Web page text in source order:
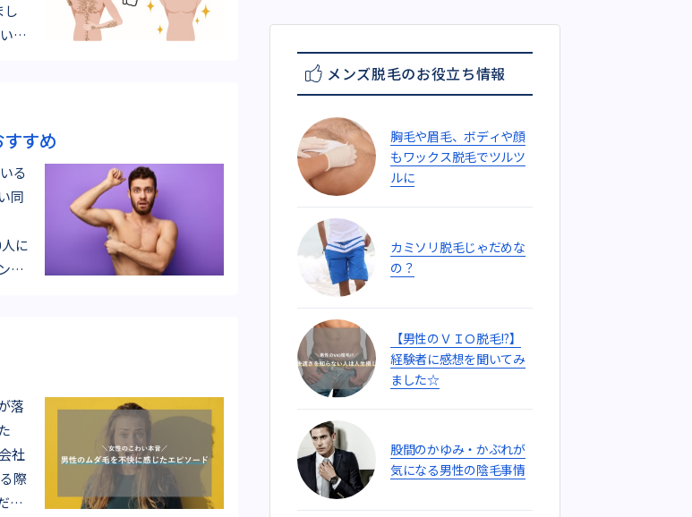
し
すめ
る
同
に
ケ
落
社
ん
メンズ脱毛のお役立ち情報
胸毛や眉毛、ボディや顔
もワックス脱毛でツルツ
ルに
カミソリ脱毛じゃだめな
の？
【男性のＶＩＯ脱毛!?】
経験者に感想を聞いてみ
ました☆
股間のかゆみ・かぶれが
気になる男性の陰毛事情